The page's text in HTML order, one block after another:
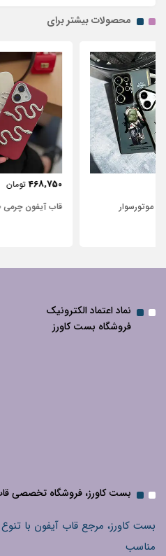
محصولات بیشتر برای
قاب آیفون چرمی طرح مار
نماد اعتماد الکترونیک
فروشگاه بست کاورز
بست کاورز، فروشگاه تخصصی
بست کاورز، مرجع قاب آیفون با
مناسب